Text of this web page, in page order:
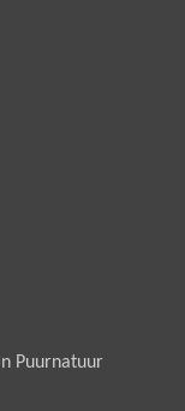
Puurnatuur